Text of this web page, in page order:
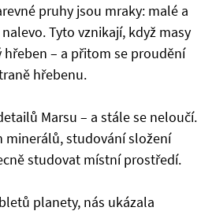
pruhy jsou mraky: malé a
Tyto vznikají, když masy
– a přitom se proudění
hřebenu.
Marsu – a stále se neloučí.
minerálů, studování složení
studovat místní prostředí.
planety, nás ukázala